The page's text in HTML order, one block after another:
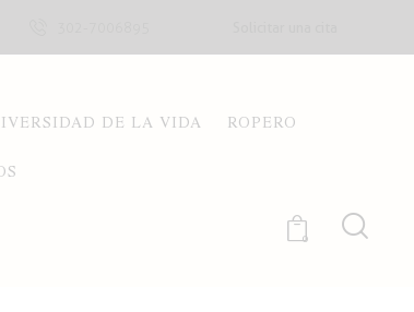
DE LA VIDA ROPERO
0